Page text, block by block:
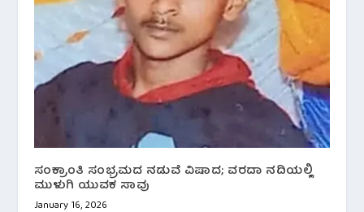
ಸಂಕ್ರಾಂತಿ ಸಂಭ್ರಮದ ನಡುವೆ ವಿಷಾದ; ವರದಾ ನದಿಯಲ್ಲಿ
ಮುಳುಗಿ ಯುವಕ ಸಾವು
January 16, 2026